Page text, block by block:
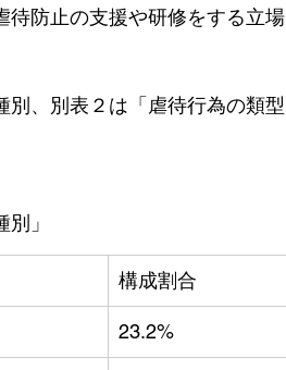
防止の支援や研修をする立場
、別表２は「虐待行為の類型
」
構成割合
23.2%